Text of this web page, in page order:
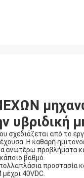
υβριδική
σχεδιάζεται από το
Η καθαρή
ανωτέρω προβλήματα
βαθμό.
προστασία
40VDC.